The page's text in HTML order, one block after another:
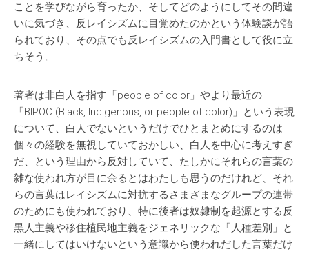
ことを学びながら育ったか、そしてどのようにしてその間違
いに気づき、反レイシズムに目覚めたのかという体験談が語
られており、その点でも反レイシズムの入門書として役に立
ちそう。
著者は非白人を指す「people of color」やより最近の
「BIPOC (Black, Indigenous, or people of color)」という表現
について、白人でないというだけでひとまとめにするのは
個々の経験を無視していておかしい、白人を中心に考えすぎ
だ、という理由から反対していて、たしかにそれらの言葉の
雑な使われ方が目に余るとはわたしも思うのだけれど、それ
らの言葉はレイシズムに対抗するさまざまなグループの連帯
のためにも使われており、特に後者は奴隷制を起源とする反
黒人主義や移住植民地主義をジェネリックな「人種差別」と
一緒にしてはいけないという意識から使われだした言葉だけ